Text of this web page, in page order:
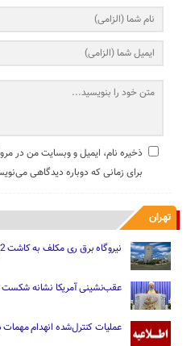
ذخیره نام، ایمیل و وبسایت من در
برای زمانی که دوباره دیدگاهی
تهران
نیروگاه برق ری مکلف به کاشت 2 برابری درختان قطع‌شده شد
عقب‌نشینی آمریکا نشانه شکست
عملیات کنترل‌شده انهدام مهمات